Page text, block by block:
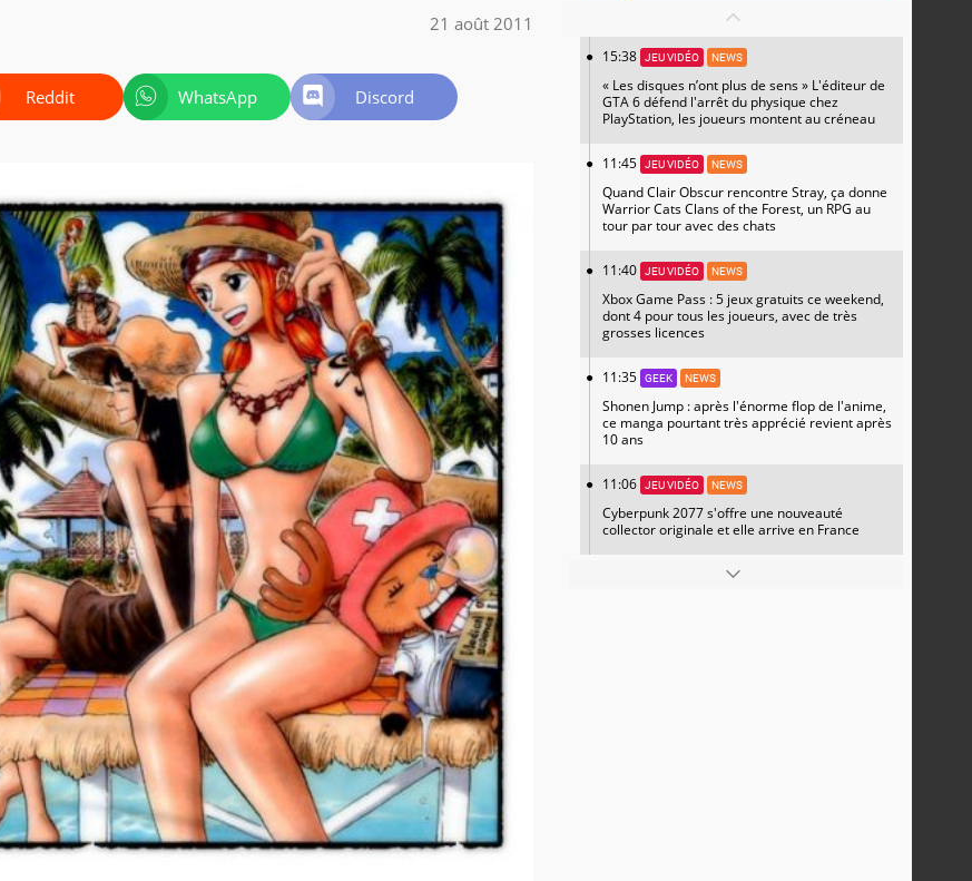
21 août 2011
Reddit WhatsApp Discord
15:38 JEU VIDÉO NEWS
« Les disques n’ont plus de sens » L'éditeur de
GTA 6 défend l'arrêt du physique chez
PlayStation, les joueurs montent au créneau
11:45 JEU VIDÉO NEWS
Quand Clair Obscur rencontre Stray, ça donne
Warrior Cats Clans of the Forest, un RPG au
tour par tour avec des chats
11:40 JEU VIDÉO NEWS
Xbox Game Pass : 5 jeux gratuits ce weekend,
dont 4 pour tous les joueurs, avec de très
grosses licences
11:35 GEEK NEWS
Shonen Jump : après l'énorme flop de l'anime,
ce manga pourtant très apprécié revient après
10 ans
11:06 JEU VIDÉO NEWS
Cyberpunk 2077 s'offre une nouveauté
collector originale et elle arrive en France